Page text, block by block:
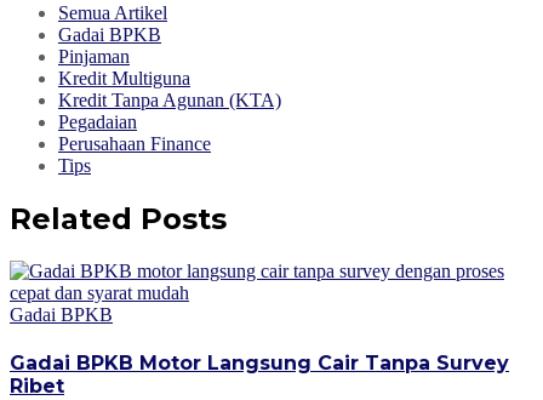
Semua Artikel
Gadai BPKB
Pinjaman
Kredit Multiguna
Kredit Tanpa Agunan (KTA)
Pegadaian
Perusahaan Finance
Tips
Related Posts
Gadai BPKB
Gadai BPKB Motor Langsung Cair Tanpa Survey
Ribet